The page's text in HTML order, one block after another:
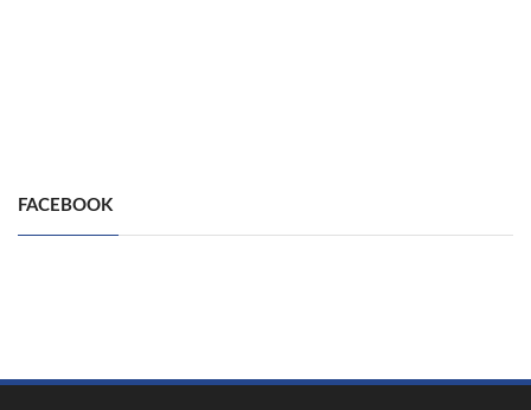
FACEBOOK